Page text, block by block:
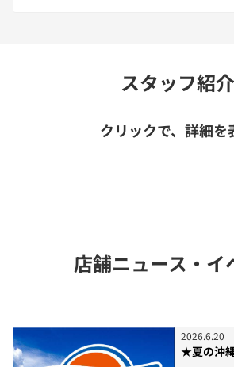
スタッフ紹介
クリックで、詳細を
店舗ニュース・イ
2026.6.20
★夏の沖